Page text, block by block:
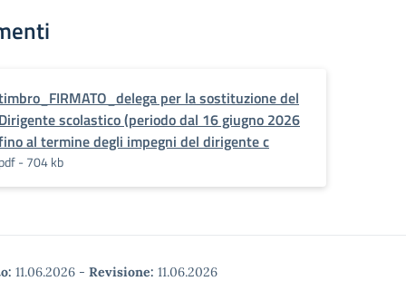
per la sostituzione del
scolastico (periodo dal 16 giugno 2026
al termine degli impegni del dirigente c
- 704 kb
11.06.2026 - Revisione: 11.06.2026